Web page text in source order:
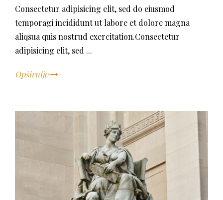
Consectetur adipisicing elit, sed do eiusmod
temporagi incididunt ut labore et dolore magna
aliqsua quis nostrud exercitation.Consectetur
adipisicing elit, sed ...
Opširnije